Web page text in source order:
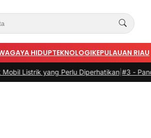
GAYA HIDUPTEKNOLOGIKEPULAUAN RIAU
Perlu Diperhatikan|#3 -Panduan Belanja